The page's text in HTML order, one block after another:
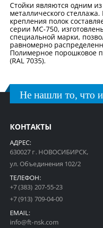
Стойки являются одним
металлического
крепления полок
серии МС-750,
специальной марки,
равномерно
Полимерное порошковое
(RAL 7035).
Не нашли то, что
КОНТАКТЫ
АДРЕС:
630027 г. НОВОСИБИРСК,
ул. Объединения 102/2
ТЕЛЕФОН:
+7 (383) 207-55-23
+7 (913) 709-04-00
EMAIL:
info@ft-nsk.com